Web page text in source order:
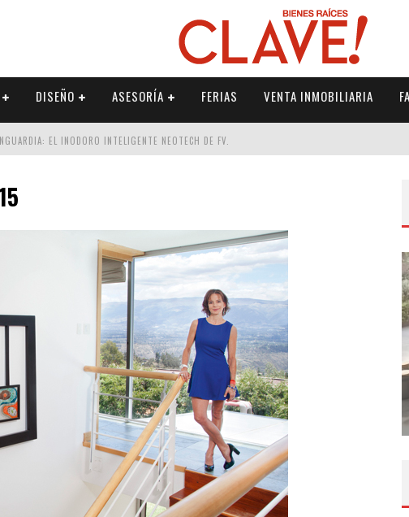
DISEÑO ASESORÍA FERIAS VENTA INMOBILIARIA
EL INODORO INTELIGENTE NEOTECH DE FV.
DETRÁS DE LA PALETERÍA
DORADOS DE FV PARA ELEVAR TU ESPACIO
SAINT-GOBAIN IMPTEK – XI CONVENCIÓN
INTERNACIONAL